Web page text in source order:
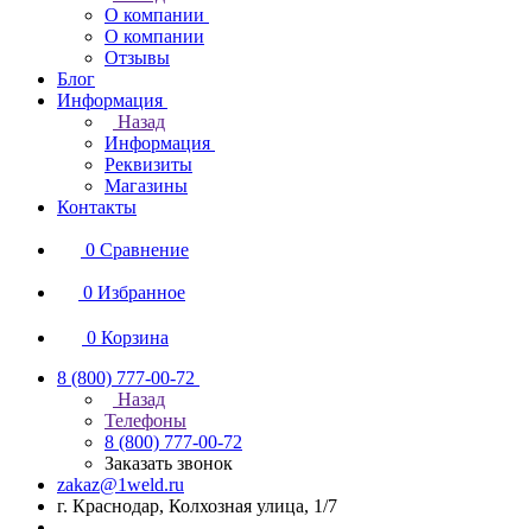
О компании
О компании
Отзывы
Блог
Информация
Назад
Информация
Реквизиты
Магазины
Контакты
0 Сравнение
0 Избранное
0 Корзина
8 (800) 777-00-72
Назад
Телефоны
8 (800) 777-00-72
Заказать звонок
zakaz@1weld.ru
г. Краснодар, Колхозная улица, 1/7